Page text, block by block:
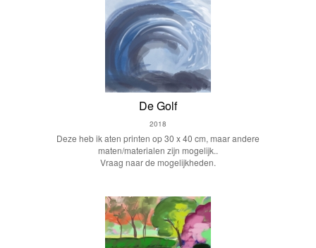
De Golf
2018
Deze heb ik aten printen op 30 x 40 cm, maar andere
maten/materialen zijn mogelijk..
Vraag naar de mogelijkheden.